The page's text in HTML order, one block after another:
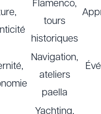
Flamenco,
tours
historiques
Navigation,
ateliers
paella
Yachting,